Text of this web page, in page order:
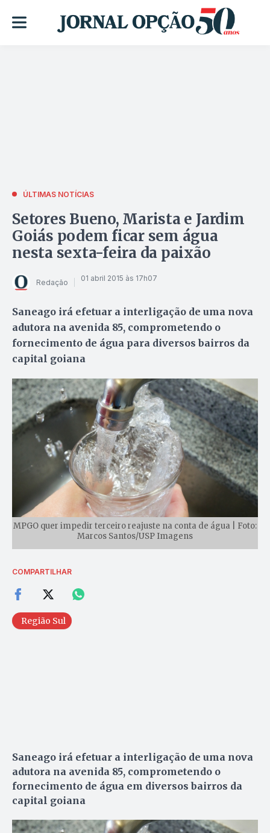
ÚLTIMAS NOTÍCIAS
Setores Bueno, Marista e Jardim
Goiás podem ficar sem água
nesta sexta-feira da paixão
Redação 01 abril 2015 às 17h07
Saneago irá efetuar a interligação de uma nova
adutora na avenida 85, comprometendo o
fornecimento de água para diversos bairros da
capital goiana
MPGO quer impedir terceiro reajuste na conta de água | Foto:
Marcos Santos/USP Imagens
COMPARTILHAR
Região Sul
Saneago irá efetuar a interligação de uma nova
adutora na avenida 85, comprometendo o
fornecimento de água em diversos bairros da
capital goiana